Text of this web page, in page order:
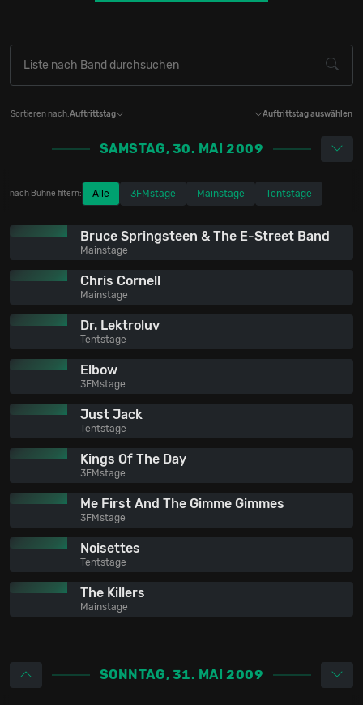
Sortieren nach:Auftrittstag Auftrittstag auswählen
SAMSTAG, 30. MAI 2009
nach Bühne filtern: Alle 3FMstage Mainstage Tentstage
Bruce Springsteen & The E-Street Band
Mainstage
Chris Cornell
Mainstage
Dr. Lektroluv
Tentstage
Elbow
3FMstage
Just Jack
Tentstage
Kings Of The Day
3FMstage
Me First And The Gimme Gimmes
3FMstage
Noisettes
Tentstage
The Killers
Mainstage
SONNTAG, 31. MAI 2009